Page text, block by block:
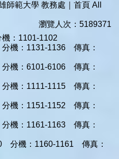
師範大學 教務處｜首頁 All
瀏覽人次：5189371
：1101-1102
機：1131-1136 傳真：
機：6101-6106 傳真：
機：1111-1115 傳真：
機：1151-1152 傳真：
機：1161-1163 傳真：
分機：1160-1161 傳真：